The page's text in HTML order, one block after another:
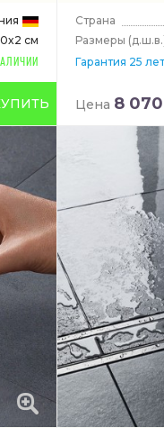
см
Страна
Размеры
Гарантия 25
Цена 8 070